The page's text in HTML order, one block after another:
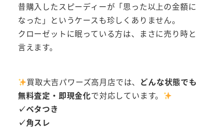
昔購入したスピーディーが「思った以上の金額に
なった」というケースも珍しくありません。
クローゼットに眠っている方は、まさに売り時と
言えます。
買取大吉パワーズ高月店では、 どんな状態でも
無料査定・即現金化で対応しています。
✓ベタつき
✓角スレ